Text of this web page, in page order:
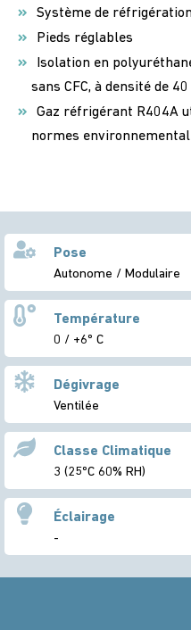
Système de
Pieds réglables
Isolation en
sans CFC, à densité de
Gaz réfrigérant R404A
normes
Pose
Autonome / Modulaire
Température
0 / +6º C
Dégivrage
Ventilée
Classe Climatique
3 (25ºC 60% RH)
Éclairage
-